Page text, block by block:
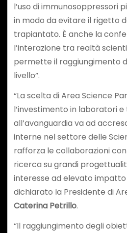
l’uso di immunosoppressori
in modo da evitare il rigetto
trapiantato. È anche la
l’interazione tra realtà
permette il raggiungimento
livello”.
“La scelta di Area Science
l’investimento in laboratori
all’avanguardia va ad
interne nel settore delle
rafforza le collaborazioni
ricerca su grandi
interesse ad elevato impatto
dichiarato la Presidente di
Caterina Petrillo.
“Il raggiungimento degli